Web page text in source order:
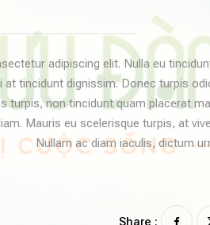
adipiscing elit. Nulla eu
at tincidunt dignissim. Donec turpis
turpis, non tincidunt quam placerat
Mauris eu scelerisque turpis, at
Nullam ac diam iaculis, dictum
Share :